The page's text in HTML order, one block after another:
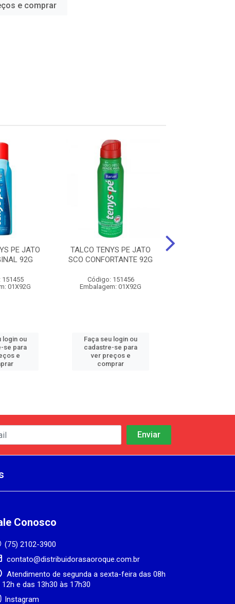
e comprar
PE JATO
92G
01X92G
login ou
se para
e
TALCO TENYS PE JATO
SCO CONFORTANTE 92G
Código: 151456
Embalagem: 01X92G
Faça seu login ou
cadastre-se para
ver preços e
comprar
Conosco
(75) 2102-3900
contato@distribuidorasaoroque.com.br
Atendimento de segunda a sexta-feira das 08h
12h e das 13h30 às 17h30
Instagram